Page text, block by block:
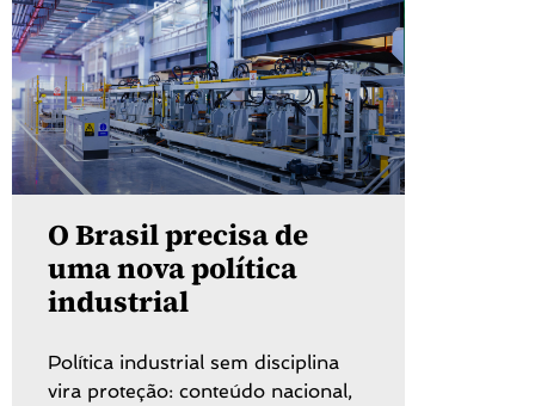
O Brasil precisa de
uma nova política
industrial
Política industrial sem disciplina
vira proteção: conteúdo nacional,